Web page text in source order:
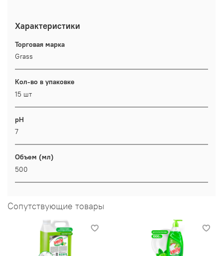
Характеристики
Торговая марка
Grass
Кол-во в упаковке
15 шт
pH
7
Объем (мл)
500
Сопутствующие товары